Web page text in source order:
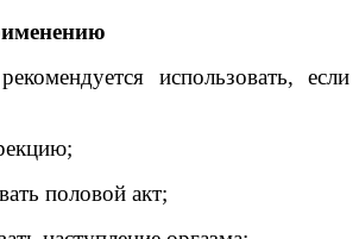
использовать, если
половой акт;